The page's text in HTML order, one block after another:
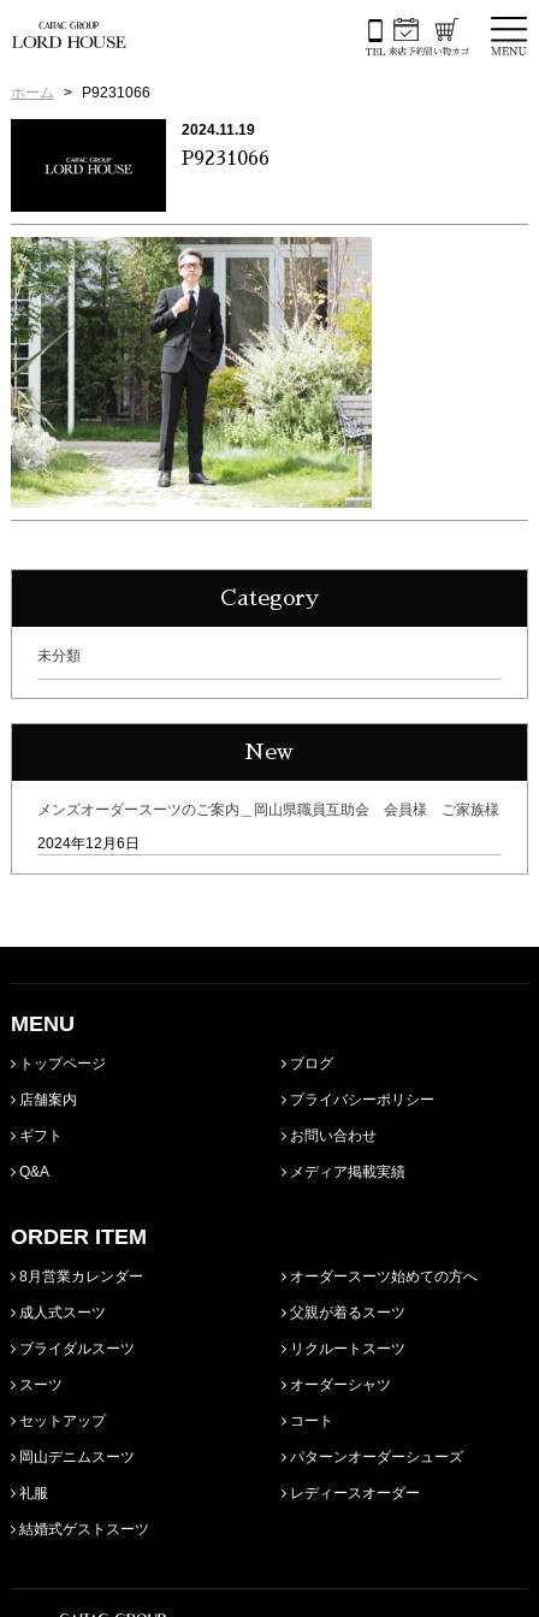
ホーム P9231066
2024.11.19
P9231066
Category
未分類
New
メンズオーダースーツのご案内＿岡山県職員互助会 会員様 ご家族様
2024年12月6日
MENU
トップページ
店舗案内
ギフト
Q&A
ブログ
プライバシーポリシー
お問い合わせ
メディア掲載実績
ORDER ITEM
8月営業カレンダー
成人式スーツ
ブライダルスーツ
スーツ
セットアップ
岡山デニムスーツ
礼服
結婚式ゲストスーツ
オーダースーツ始めての方へ
父親が着るスーツ
リクルートスーツ
オーダーシャツ
コート
パターンオーダーシューズ
レディースオーダー